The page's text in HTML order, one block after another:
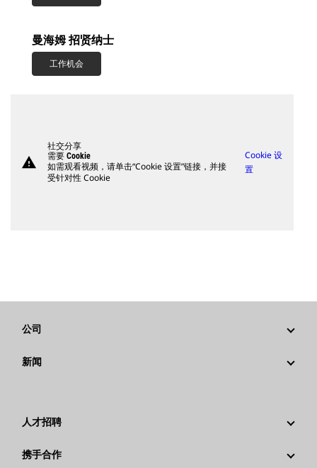
曼海姆 招贤纳士
工作机会
warning
社交分享
需要 Cookie
如需观看视频，请单击“Cookie 设置”链接，并接
受针对性 Cookie
Cookie 设
置
公司
战略
卡特彼勒 基金会
行为准则
新闻
社交媒体
人才招聘
为什么选择卡特彼勒？
携手合作